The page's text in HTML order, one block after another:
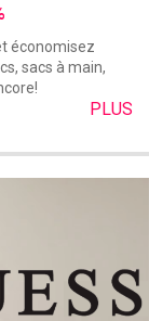
économisez
sacs à main,
PLUS